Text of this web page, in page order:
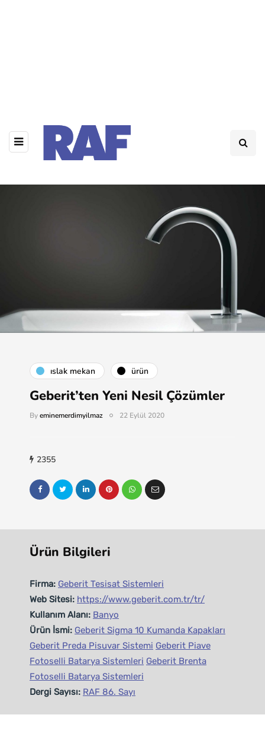
islak mekan ürün
Geberit’ten Yeni Nesil Çözümler
Byeminemerdimyilmaz 22 Eylül 2020
2355
Ürün Bilgileri
Firma: Geberit Tesisat Sistemleri
Web Sitesi: https://www.geberit.com.tr/tr/
Kullanım Alanı: Banyo
Ürün İsmi: Geberit Sigma 10 Kumanda Kapakları
Geberit Preda Pisuvar Sistemi Geberit Piave
Fotoselli Batarya Sistemleri Geberit Brenta
Fotoselli Batarya Sistemleri
Dergi Sayısı: RAF 86. Sayı